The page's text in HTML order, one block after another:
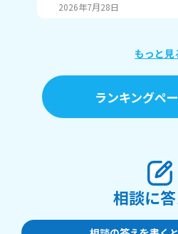
2026年7月28日
もっと見
ランキングペ
相談に